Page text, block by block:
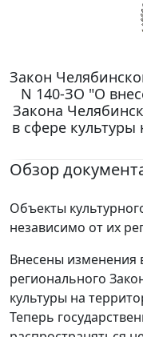
Закон
N 140-ЗО "О
Закона
в сфере
Обзор
Объекты
независимо от их
Внесены изменения
регионального
культуры на
Теперь